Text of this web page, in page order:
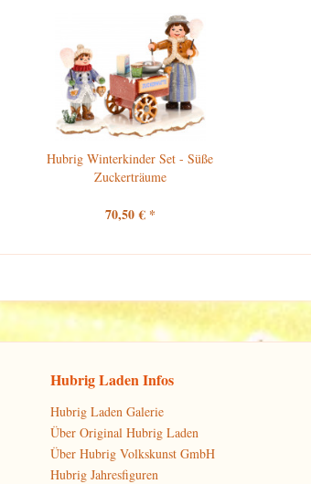
Hubrig Winterkinder Set - Süße
Zuckerträume
70,50 € *
Hubrig Laden Infos
Hubrig Laden Galerie
Über Original Hubrig Laden
Über Hubrig Volkskunst GmbH
Hubrig Jahresfiguren